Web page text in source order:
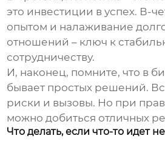
это инвестиции в успех. В-
опытом и налаживание
отношений – ключ к
сотрудничеству.
И, наконец, помните, что в
бывает простых решений.
риски и вызовы. Но при
можно добиться отличных
Что делать, если что-то идет